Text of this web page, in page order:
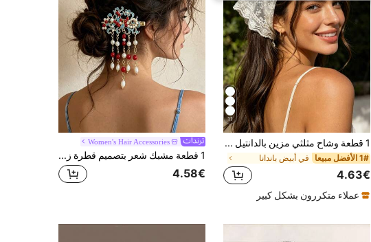
11
1 قطعة وشاح مثلثي مزين بالدانتيل الزهري بوهيمي عصري، إكسسوار نسائي باندانا للعطلات
1# الأفضل مبيعا في أبيض باندانا
4.63€
عملاء متكررون بشكل كبير
Women's Hair Accessories
1 قطعة مشبك شعر بتصميم قطرة زيت زرقاء مع لؤلؤ وشرابات، مشبك شعر جانبي متعدد الاستخدامات للعطلات والزفاف
4.58€